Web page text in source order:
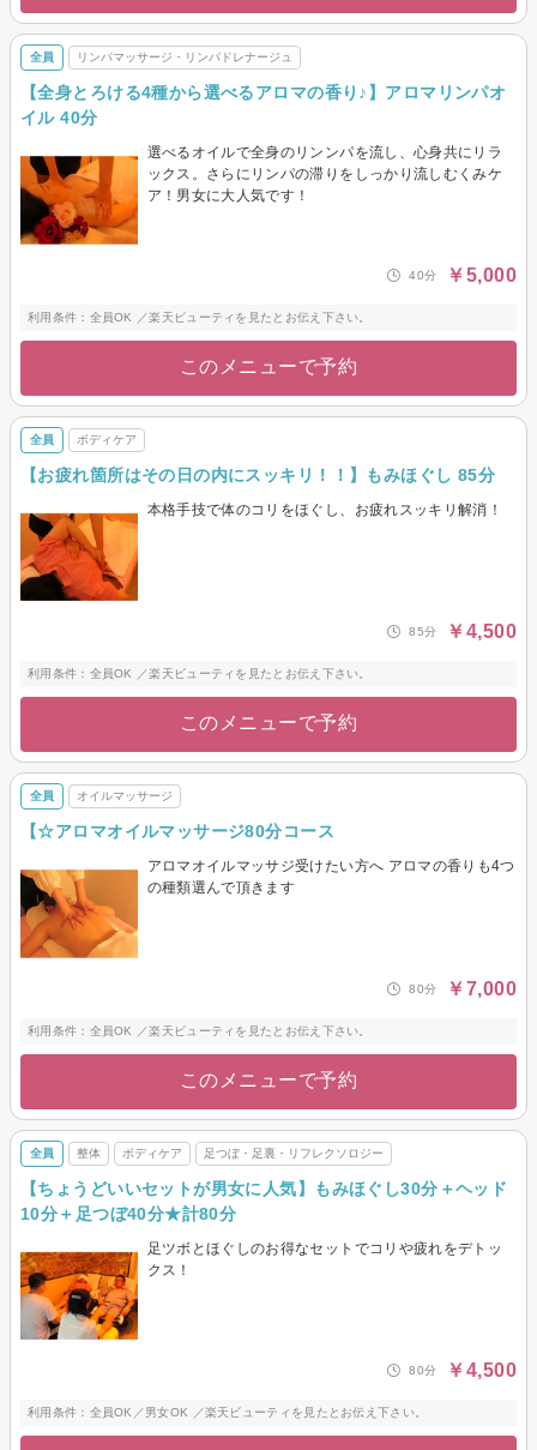
全員 リンパマッサージ・リンパドレナージュ
【全身とろける4種から選べるアロマの香り♪】アロマリンパオ
イル 40分
選べるオイルで全身のリンンパを流し、心身共にリラ
ックス。さらにリンパの滞りをしっかり流しむくみケ
ア！男女に大人気です！
40分 ￥5,000
利用条件：全員OK ／楽天ビューティを見たとお伝え下さい。
このメニューで予約
全員 ボディケア
【お疲れ箇所はその日の内にスッキリ！！】もみほぐし 85分
本格手技で体のコリをほぐし、お疲れスッキリ解消！
85分 ￥4,500
利用条件：全員OK ／楽天ビューティを見たとお伝え下さい。
このメニューで予約
全員 オイルマッサージ
【☆アロマオイルマッサージ80分コース
アロマオイルマッサジ受けたい方へ アロマの香りも4つ
の種類選んで頂きます
80分 ￥7,000
利用条件：全員OK ／楽天ビューティを見たとお伝え下さい。
このメニューで予約
全員 整体 ボディケア 足つぼ・足裏・リフレクソロジー
【ちょうどいいセットが男女に人気】もみほぐし30分＋ヘッド
10分＋足つぼ40分★計80分
足ツボとほぐしのお得なセットでコリや疲れをデトッ
クス！
80分 ￥4,500
利用条件：全員OK／男女OK ／楽天ビューティを見たとお伝え下さい。